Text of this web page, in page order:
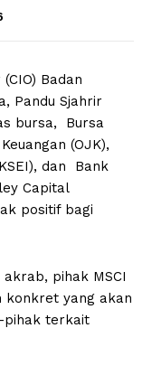
Badan
Pandu Sjahrir
bursa, Bursa
(OJK),
dan Bank
Capital
positif bagi
pihak MSCI
konkret yang akan
pihak terkait